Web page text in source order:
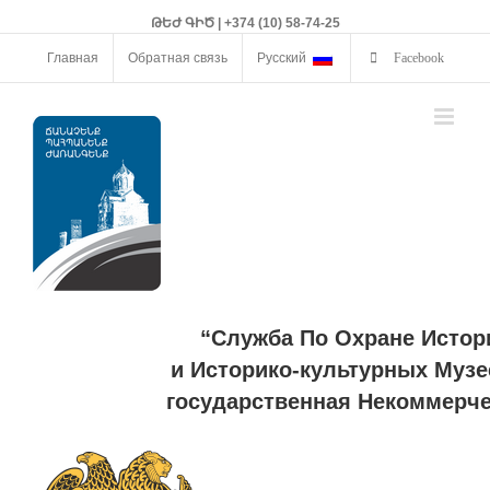
ԹԵԺ ԳԻԾ | +374 (10) 58-74-25
Главная Обратная связь Русский Facebook
“Служба По Охране
и Историко-культурных
государственная